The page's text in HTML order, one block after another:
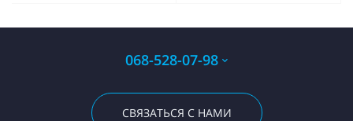
068-528-07-98
СВЯЗАТЬСЯ С НАМИ